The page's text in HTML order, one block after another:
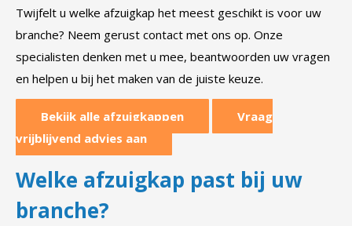
Twijfelt u welke afzuigkap het meest geschikt is voor uw
branche? Neem gerust contact met ons op. Onze
specialisten denken met u mee, beantwoorden uw vragen
en helpen u bij het maken van de juiste keuze.
Bekijk alle afzuigkappen
Vraag
vrijblijvend advies aan
Welke afzuigkap past bij uw
branche?